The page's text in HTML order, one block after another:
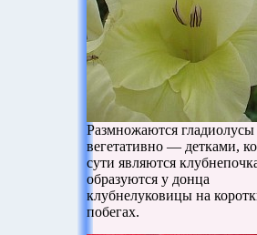
Размножаются гладиолусы
вегетативно — детками,
сути являются
образуются у донца
клубнелуковицы на
побегах.